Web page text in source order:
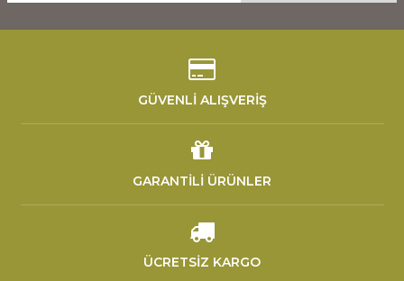
GÜVENLİ ALIŞVERİŞ
GARANTİLİ ÜRÜNLER
ÜCRETSİZ KARGO